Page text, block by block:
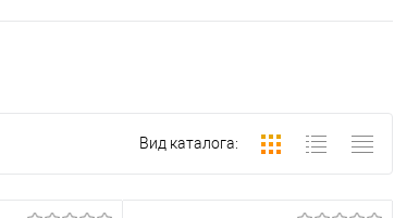
Вид каталога: